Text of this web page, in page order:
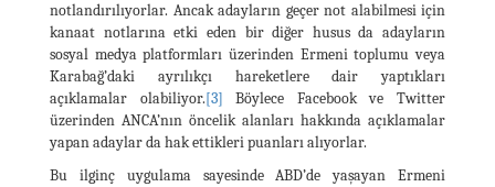
notlandırılıyorlar. Ancak adayların geçer not alabilmesi için
kanaat notlarına etki eden bir diğer husus da adayların
sosyal medya platformları üzerinden Ermeni toplumu veya
Karabağ’daki ayrılıkçı hareketlere dair yaptıkları
açıklamalar olabiliyor.[3] Böylece Facebook ve Twitter
üzerinden ANCA’nın öncelik alanları hakkında açıklamalar
yapan adaylar da hak ettikleri puanları alıyorlar.
Bu ilginç uygulama sayesinde ABD’de yaşayan Ermeni